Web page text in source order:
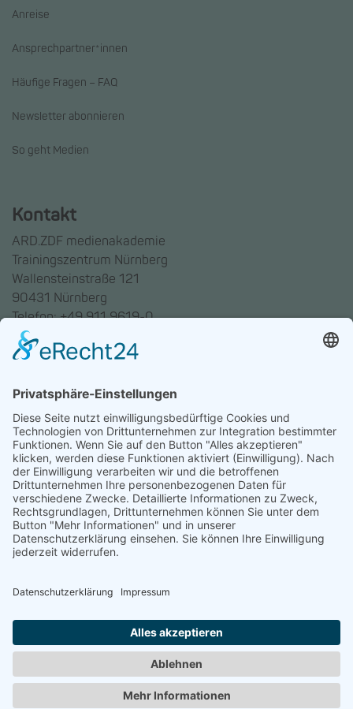
Anreise
Ansprechpartner*innen
Häufige Fragen – FAQ
Newsletter abonnieren
So geht Medien
Kontakt
ARD.ZDF medienakademie
Trainingszentrum Nürnberg
Wallensteinstraße 121
90431 Nürnberg
Telefon: +49 911 9619-0
Trainingszentrum Hannover
30169 Hannover
Telefon: +49 511 123598-531
AGB
Datenschutz
ARD/ZDF-Medienakademie gemeinnützige GmbH,
Sitz: Nürnberg, HRB 23705. Alle Rechte vorbehalten.